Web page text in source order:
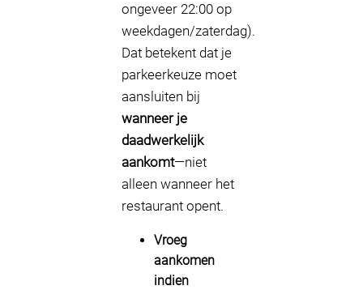
ongeveer 22:00 op
weekdagen/zaterdag).
Dat betekent dat je
parkeerkeuze moet
aansluiten bij
wanneer je
daadwerkelijk
aankomt—niet
alleen wanneer het
restaurant opent.
Vroeg
aankomen
indien